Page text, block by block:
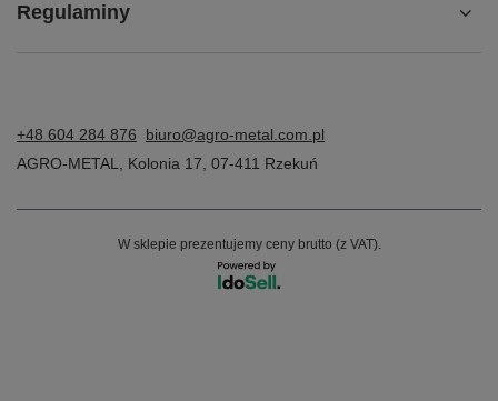
Regulaminy
+48 604 284 876
biuro@agro-metal.com.pl
AGRO-METAL
Kolonia 17 07-411 Rzekuń
W sklepie prezentujemy ceny brutto (z VAT).